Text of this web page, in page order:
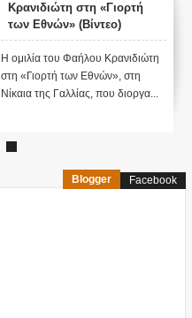
Κρανιδιώτη στη «Γιορτή
των Εθνών» (Βίντεο)
H ομιλία του Φαήλου Κρανιδιώτη
στη «Γιορτή των Εθνών», στη
Νίκαια της Γαλλίας, που διοργα...
Blogger Facebook